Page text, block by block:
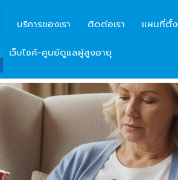
บริการของเรา ติดต่อเรา แผนที่ตั้ง
เว็บไซค์-ศูนย์ดูแลผู้สูงอายุ